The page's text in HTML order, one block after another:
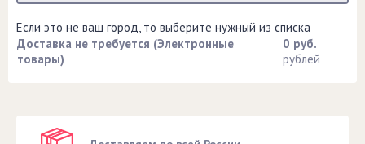
Если это не ваш город, то выберите нужный из списка
Доставка не требуется (Электронные
товары)
0 руб.
рублей